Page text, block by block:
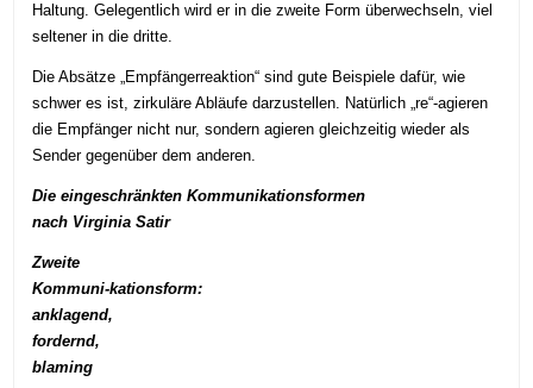
Haltung. Gelegentlich wird er in die zweite Form überwechseln, viel
seltener in die dritte.
Die Absätze „Empfängerreaktion“ sind gute Beispiele dafür, wie
schwer es ist, zirkuläre Abläufe darzustellen. Natürlich „re“-agieren
die Empfänger nicht nur, sondern agieren gleichzeitig wieder als
Sender gegenüber dem anderen.
Die eingeschränkten Kommunikationsformen
nach Virginia Satir
Zweite
Kommuni-kationsform:
anklagend,
fordernd,
blaming